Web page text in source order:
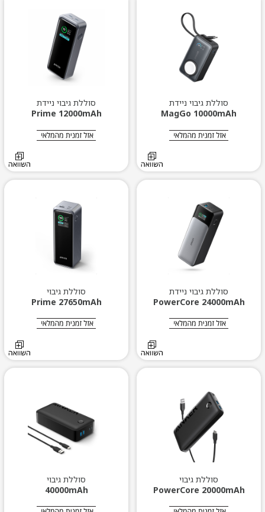
סוללת גיבוי ניידת
MagGo 10000mAh
סוללת גיבוי ניידת
Prime 12000mAh
סוללת גיבוי ניידת
PowerCore 24000mAh
סוללת גיבוי
Prime 27650mAh
סוללת גיבוי
PowerCore 20000mAh
סוללת גיבוי
40000mAh